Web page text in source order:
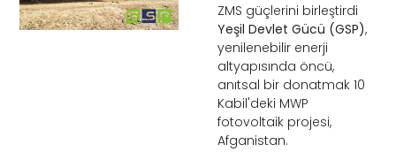
ZMS güçlerini birleştirdi
Yeşil Devlet Gücü (GSP),
yenilenebilir enerji
altyapısında öncü,
anıtsal bir donatmak 10
Kabil'deki MWP
fotovoltaik projesi,
Afganistan.